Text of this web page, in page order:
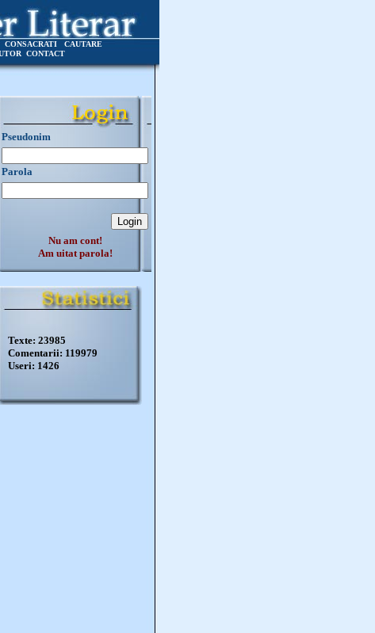
CONSACRATI
CAUTARE
CONTACT
Pseudonim
Parola
Nu am cont!
Am uitat parola!
Texte: 23985
Comentarii: 119979
Useri: 1426